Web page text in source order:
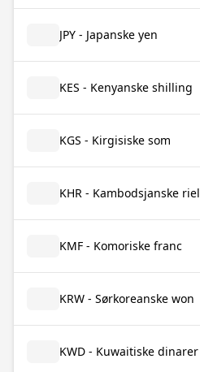
JPY - Japanske yen
KES - Kenyanske shilling
KGS - Kirgisiske som
KHR - Kambodsjanske riel
KMF - Komoriske franc
KRW - Sørkoreanske won
KWD - Kuwaitiske dinarer